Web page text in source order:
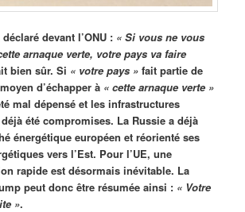
devant l’ONU : « Si vous ne vous
arnaque verte, votre pays va faire
bien sûr. Si « votre pays » fait partie de
d’échapper à « cette arnaque verte »
mal dépensé et les infrastructures
été compromises. La Russie a déjà
énergétique européen et réorienté ses
vers l’Est. Pour l’UE, une
rapide est désormais inévitable. La
peut donc être résumée ainsi : « Votre
».